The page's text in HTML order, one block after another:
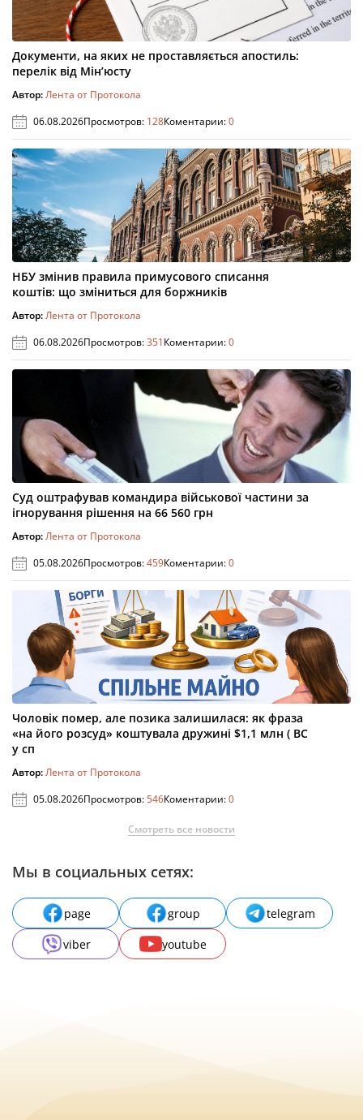
Документи, на яких не проставляється апостиль:
перелік від Мін’юсту
Автор:Лента от Протокола
06.08.2026Просмотров: 128Коментарии:0
НБУ змінив правила примусового списання
коштів: що зміниться для боржників
Автор:Лента от Протокола
06.08.2026Просмотров:351Коментарии:0
Суд оштрафував командира військової частини за
ігнорування рішення на 66 560 грн
Автор:Лента от Протокола
05.08.2026Просмотров:459Коментарии:0
Чоловік помер, але позика залишилася: як фраза
«на його розсуд» коштувала дружині $1,1 млн ( ВС
у сп
Автор:Лента от Протокола
05.08.2026Просмотров:546Коментарии:0
Смотреть все новости
Мы в социальных сетях:
page group
telegram
viber
youtube